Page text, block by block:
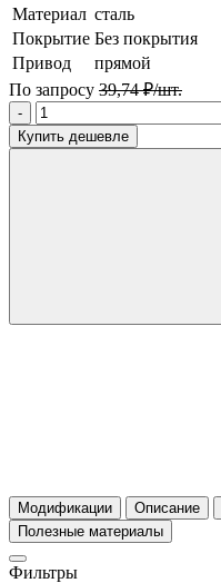
Материал сталь
Покрытие Без покрытия
Привод
прямой
По запросу 39,74 ₽/шт.
-
Купить дешевле
Модификации Описание
Полезные материалы
Фильтры